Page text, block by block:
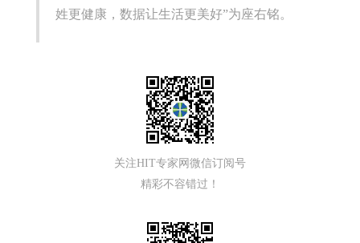
姓更健康，数据让生活更美好”为座右铭。
关注HIT专家网微信订阅号
精彩不容错过！